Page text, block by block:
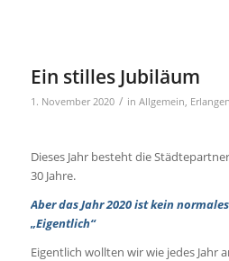
Ein stilles Jubiläum
1. November 2020 / in Allgemein Erlangen
Dieses Jahr besteht die
30 Jahre.
Aber das Jahr 2020 ist kein
„Eigentlich“
Eigentlich wollten wir wie jedes Jahr